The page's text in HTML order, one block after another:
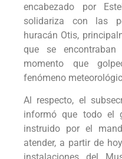
encabezado por
solidariza con las
huracán Otis,
que se
momento que
fenómeno
Al respecto, el
informó que todo el
instruido por el
atender, a partir de